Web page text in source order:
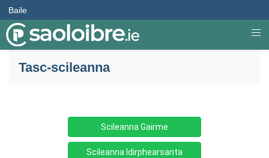
Baile
Tasc-scileanna
Scileanna Gairme
Scileanna Idirphearsanta